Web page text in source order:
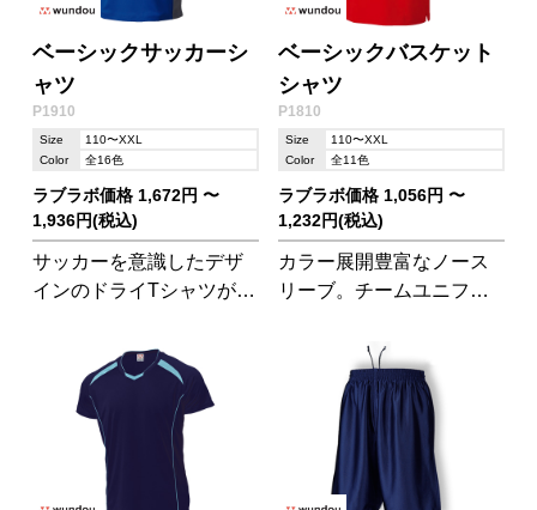
ベーシックサッカーシ
ャツ
P1910
Size
110〜XXL
Color
全16色
ラブラボ価格 1,672円 〜
1,936円(税込)
サッカーを意識したデザ
インのドライTシャツが登
幅広く対応できます。
ベーシックバスケット
シャツ
P1810
Size
110〜XXL
Color
全11色
ラブラボ価格 1,056円 〜
1,232円(税込)
カラー展開豊富なノース
リーブ。チームユニフォ
バスケットパンツ(P8500)
とセットアップ可能で
す。 ※素材は上下で異な
ります。